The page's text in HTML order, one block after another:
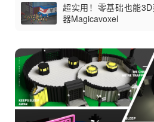
超实用！零基础也能
器Magicavoxel